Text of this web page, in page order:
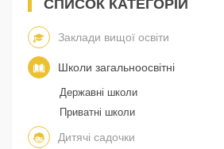
СПИСОК КАТЕГОРІЙ
Заклади вищої освіти
Школи загальноосвітні
Державні школи
Приватні школи
Дитячі садочки